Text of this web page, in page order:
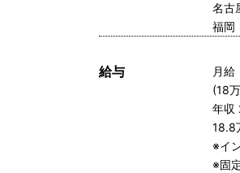
名古
福岡
給与
月給
(18
年収
18.8
※イ
※固